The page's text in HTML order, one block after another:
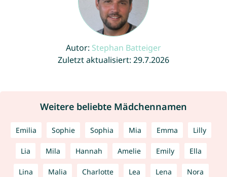
Autor: Stephan Batteiger
Zuletzt aktualisiert: 29.7.2026
Weitere beliebte Mädchennamen
Emilia Sophie Sophia Mia Emma Lilly
Lia Mila Hannah Amelie Emily Ella
Lina Malia Charlotte Lea Lena Nora